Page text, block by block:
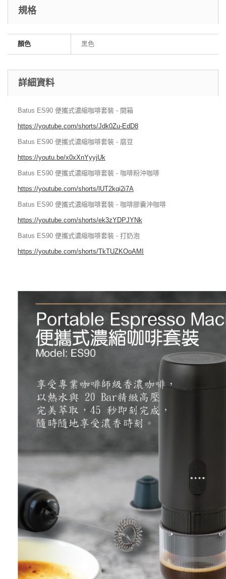
規格
顏色 黑色
詳細資料
Batus ES90 便攜式濃縮咖啡套裝 - 開箱
https://youtube.com/shorts/Jdk0Zu-EdD8
Batus ES90 便攜式濃縮咖啡套裝 - 磨豆
https://youtu.be/x0xXnYyyjUk
Batus ES90 便攜式濃縮咖啡套裝 - 咖啡粉沖咖啡
https://youtube.com/shorts/lUT2kqi2i7A
Batus ES90 便攜式濃縮咖啡套裝 - 咖啡膠囊沖咖啡
https://youtube.com/shorts/ek3zYDPJYNk
Batus ES90 便攜式濃縮咖啡套裝 - 打奶泡
https://youtube.com/shorts/TkTUZKOoAMI